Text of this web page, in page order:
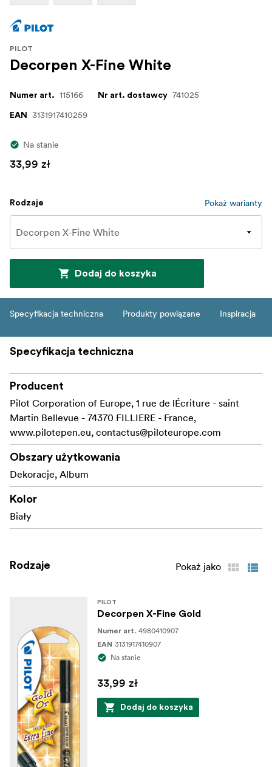
PILOT
Decorpen X-Fine White
Numer art. 115166 Nr art. dostawcy 741025
EAN 3131917410259
Na stanie
33,99 zł
Rodzaje Pokaż warianty
Dodaj do koszyka
Specyfikacja techniczna Produkty powiązane Inspiracja
Specyfikacja techniczna
Producent
Pilot Corporation of Europe, 1 rue de lÉcriture - saint
Martin Bellevue - 74370 FILLIERE - France,
www.pilotepen.eu, contactus@piloteurope.com
Obszary użytkowania
Dekoracje, Album
Kolor
Biały
Rodzaje Pokaż jako
PILOT
Decorpen X-Fine Gold
Numer art. 4980410907
EAN 3131917410907
Na stanie
33,99 zł
Dodaj do koszyka